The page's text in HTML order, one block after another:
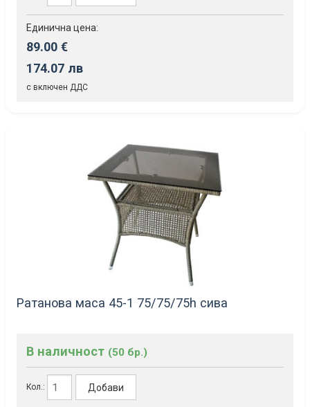
Единична цена:
89.00 €
174.07 лв
с включен ДДС
Ратанова маса 45-1 75/75/75h сива
В наличност (50 бр.)
Кол.: Добави